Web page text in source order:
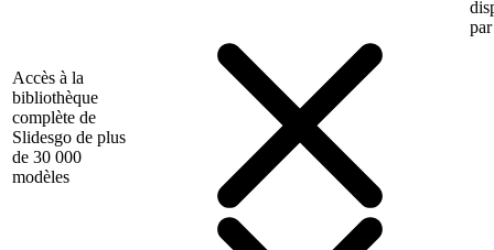
Accès à la
bibliothèque
complète de
Slidesgo de plus
de 30 000
modèles